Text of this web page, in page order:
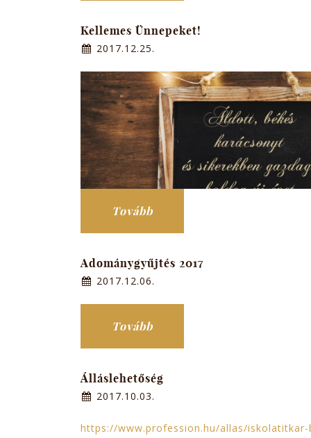
Kellemes Ünnepeket!
2017.12.25.
Tovább
Adománygyűjtés 2017
2017.12.06.
Tovább
Álláslehetőség
2017.10.03.
https://www.profession.hu/allas/iskolatitkar-